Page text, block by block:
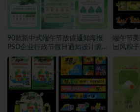
90款新中式端午节放假通知海报
PSD企业行政节假日通知设计源
文件素材~1552期
端午节
国风粽
件模板